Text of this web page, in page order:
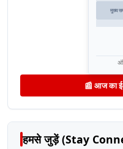
मुख्य
📰 आज का
हमसे जुड़ें (Stay